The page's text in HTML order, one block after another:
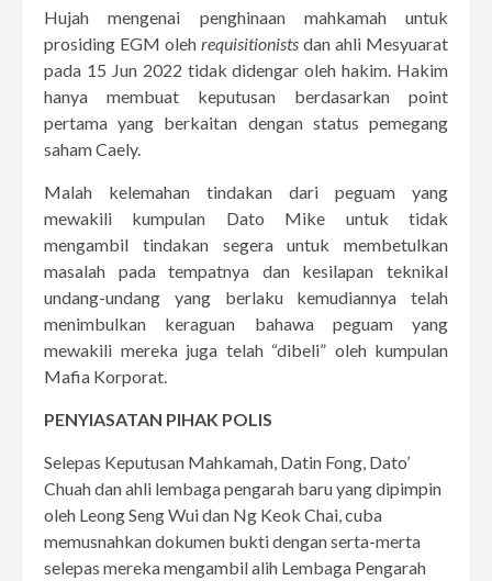
Hujah mengenai penghinaan mahkamah untuk
prosiding EGM oleh requisitionists dan ahli Mesyuarat
pada 15 Jun 2022 tidak didengar oleh hakim. Hakim
hanya membuat keputusan berdasarkan point
pertama yang berkaitan dengan status pemegang
saham Caely.
Malah kelemahan tindakan dari peguam yang
mewakili kumpulan Dato Mike untuk tidak
mengambil tindakan segera untuk membetulkan
masalah pada tempatnya dan kesilapan teknikal
undang-undang yang berlaku kemudiannya telah
menimbulkan keraguan bahawa peguam yang
mewakili mereka juga telah “dibeli” oleh kumpulan
Mafia Korporat.
PENYIASATAN PIHAK POLIS
Selepas Keputusan Mahkamah, Datin Fong, Dato’
Chuah dan ahli lembaga pengarah baru yang dipimpin
oleh Leong Seng Wui dan Ng Keok Chai, cuba
memusnahkan dokumen bukti dengan serta-merta
selepas mereka mengambil alih Lembaga Pengarah